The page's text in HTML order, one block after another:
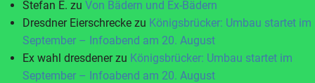
Stefan E. zu Von Bädern und Ex-Bädern
Dresdner Eierschrecke zu Königsbrücker: Umbau startet im
September – Infoabend am 20. August
Ex wahl dresdenerzu Königsbrücker: Umbau startet im
September – Infoabend am 20. August